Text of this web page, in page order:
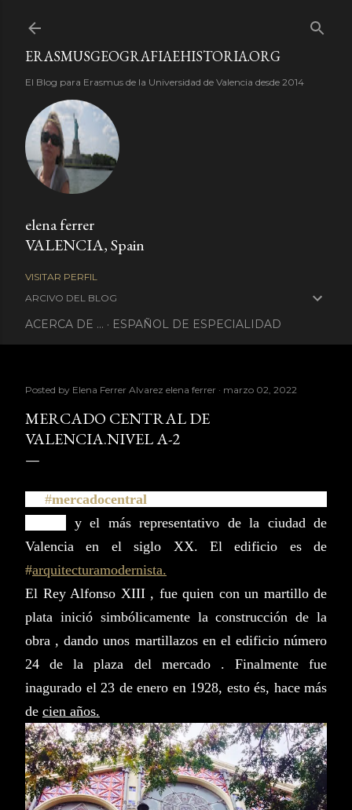
ERASMUSGEOGRAFIAEHISTORIA.ORG
El Blog para Erasmus de la Universidad de Valencia desde 2014
elena ferrer
VALENCIA, Spain
VISITAR PERFIL
ARCIVO DEL BLOG
ACERCA DE ... ESPAÑOL DE ESPECIALIDAD
Posted by Elena Ferrer Alvarez elena ferrer marzo 02, 2022
MERCADO CENTRAL DE
VALENCIA.NIVEL A-2
#mercadocentral
y el más representativo de la ciudad de
Valencia en el siglo XX. El edificio es de
#arquitecturamodernista.
El Rey Alfonso XIII , fue quien con un martillo de
plata inició simbólicamente la construcción de la
obra , dando unos martillazos en el edificio número
24 de la plaza del mercado . Finalmente fue
inagurado el 23 de enero en 1928, esto és, hace más
de cien años.